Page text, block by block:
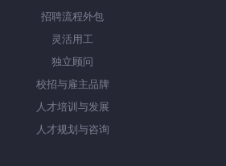
招聘流程外包
灵活用工
独立顾问
校招与雇主品牌
人才培训与发展
人才规划与咨询